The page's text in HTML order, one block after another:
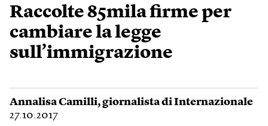
Raccolte 85mila firme per
cambiare la legge
sull’immigrazione
Annalisa Camilli, giornalista di Internazionale
27.10.2017